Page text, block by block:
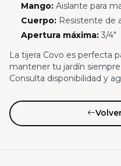
Mango:Aislante para
Cuerpo:Resistente de
Apertura máxima:3/4"
La tijera Covo es perfecta
mantener tu jardín
Consulta disponibilidad y